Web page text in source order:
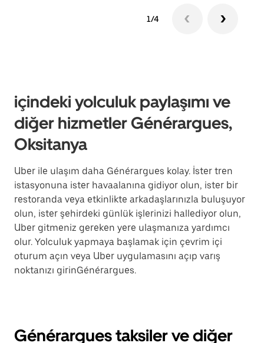
1/4
içindeki yolculuk paylaşımı ve
diğer hizmetler Générargues,
Oksitanya
Uber ile ulaşım daha Générargues kolay. İster tren
istasyonuna ister havaalanına gidiyor olun, ister bir
restoranda veya etkinlikte arkadaşlarınızla buluşuyor
olun, ister şehirdeki günlük işlerinizi hallediyor olun,
Uber gitmeniz gereken yere ulaşmanıza yardımcı
olur. Yolculuk yapmaya başlamak için çevrim içi
oturum açın veya Uber uygulamasını açıp varış
noktanızı girinGénérargues.
Générargues taksiler ve diğer